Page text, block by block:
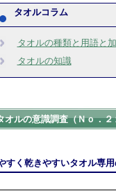
タオルコラム
タオルの種類と用語と
タオルの知識
オルの意識調査（Ｎｏ．２
すく乾きやすいタオル専